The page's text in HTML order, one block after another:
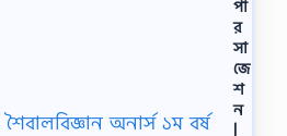
পা
র
সা
জে
শ
ন
|